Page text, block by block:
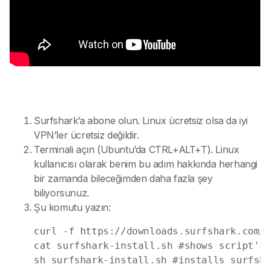
Surfshark’a abone olun. Linux ücretsiz olsa da iyi
VPN’ler ücretsiz değildir.
Terminali açın (Ubuntu’da CTRL+ALT+T). Linux
kullanıcısı olarak benim bu adım hakkında herhangi
bir zamanda bileceğimden daha fazla şey
biliyorsunuz.
Şu komutu yazın:
curl -f https://
cat surfshark-install.sh #shows script's
sh surfshark-install.sh #installs